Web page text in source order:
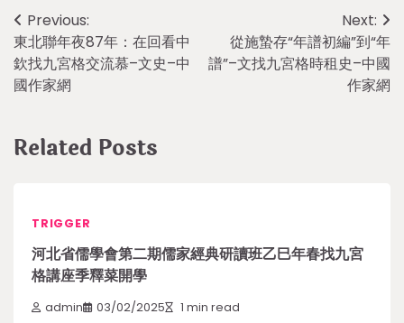
Post
navigation
Previous:
東北聯年夜87年：在回看中
欽找九宮格交流慕–文史–中
國作家網
Next:
從施蟄存“年譜初編”到“年
譜”–文找九宮格時租史–中國
作家網
Related Posts
TRIGGER
河北省儒學會第二期儒家經典研讀班乙巳年春找九宮
格講座季釋菜開學
admin 03/02/2025 1 min read